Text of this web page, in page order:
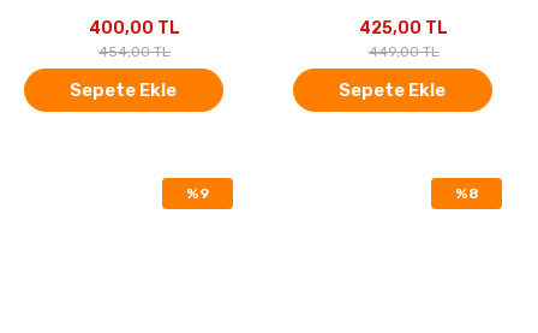
400,00 TL
454,00 TL
Sepete Ekle
425,00 TL
449,00 TL
Sepete Ekle
%9 %8